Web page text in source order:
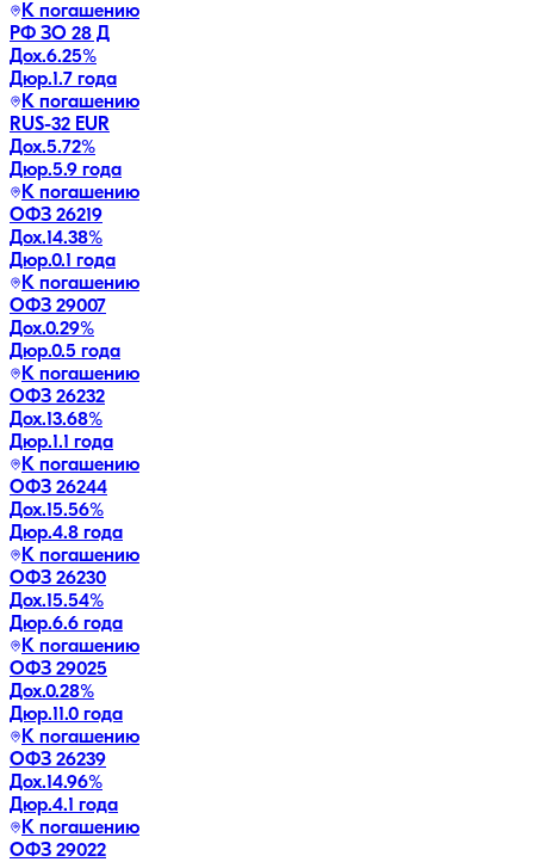
К погашению
РФ ЗО 28 Д
Дох.6.25%
Дюр.1.7 года
К погашению
RUS-32 EUR
Дох.5.72%
Дюр.5.9 года
К погашению
ОФЗ 26219
Дох.14.38%
Дюр.0.1 года
К погашению
ОФЗ 29007
Дох.0.29%
Дюр.0.5 года
К погашению
ОФЗ 26232
Дох.13.68%
Дюр.1.1 года
К погашению
ОФЗ 26244
Дох.15.56%
Дюр.4.8 года
К погашению
ОФЗ 26230
Дох.15.54%
Дюр.6.6 года
К погашению
ОФЗ 29025
Дох.0.28%
Дюр.11.0 года
К погашению
ОФЗ 26239
Дох.14.96%
Дюр.4.1 года
К погашению
ОФЗ 29022